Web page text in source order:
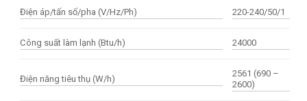
Điện áp/tấn số/pha (V/Hz/Ph) 220-240/50/1
Công suất làm lạnh (Btu/h) 24000
Điện năng tiêu thụ (W/h)
2561 (690 –
2600)